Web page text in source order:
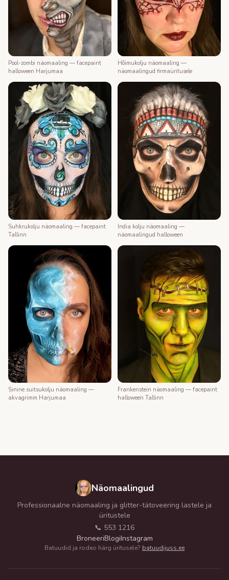
Pool-zombi näomaaling — facepaint
halloween Harjumaa
Hõimukolju näomaaling —
näomaalingud firmaüritusele
Suhkrukolju näomaaling — facepaint
Tallinn
India kolju näomaaling —
näomaalingud halloween
Sinine suitsukolju näomaaling —
akvagrimm Harjumaa
Frankenstein näomaaling — facepaint
halloween Tallinn
Näomaalingud
Professionaalne näomaaling ja glitter-tätoveering lastele ja
üritustele
📞 553 1216
BroneeriBlogiInstagram
Batuudid ja rodeo härg üritusele? batuudijuss.ee